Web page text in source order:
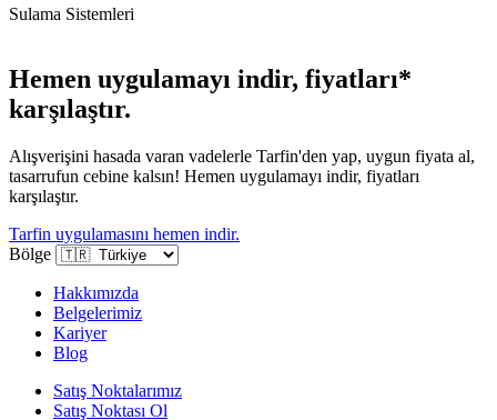
Sulama Sistemleri
Hemen uygulamayı indir, fiyatları*
karşılaştır.
Alışverişini hasada varan vadelerle Tarfin'den yap, uygun fiyata al,
tasarrufun cebine kalsın! Hemen uygulamayı indir, fiyatları
karşılaştır.
Tarfin uygulamasını hemen indir.
Bölge
Hakkımızda
Belgelerimiz
Kariyer
Blog
Satış Noktalarımız
Satış Noktası Ol